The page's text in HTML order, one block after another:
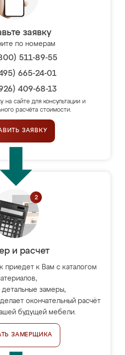
заявку
по номерам
511-89-55
665-24-01
409-68-13
на сайте для консультации и
расчёта стоимости.
ЗАЯВКУ
и расчет
приедет к Вам с каталогом
замеры,
окончательный расчёт
будущей мебели.
ЗАМЕРЩИКА